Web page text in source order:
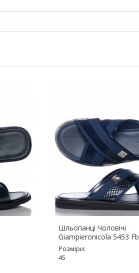
Шльопанці Чоловічі
Giampieronicola 5453 Fb
Розміри:
45